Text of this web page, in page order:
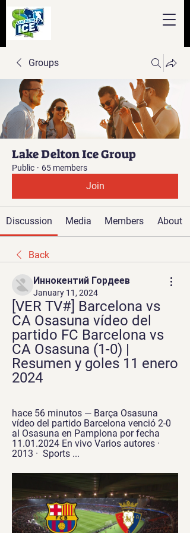
Groups
Lake Delton Ice Group
Public · 65 members
Join
Discussion Media Members About
Back
Иннокентий Гордеев
January 11, 2024
[VER TV#] Barcelona vs
CA Osasuna vídeo del
partido FC Barcelona vs
CA Osasuna (1-0) |
Resumen y goles 11 enero
2024
hace 56 minutos — Barça Osasuna
vídeo del partido Barcelona venció 2-0
al Osasuna en Pamplona por fecha
11.01.2024 En vivo Varios autores ·
2013 · ‎ Sports ...